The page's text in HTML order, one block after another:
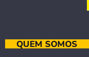
QUEM SOMOS